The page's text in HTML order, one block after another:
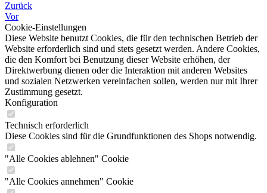
Zurück
Vor
Cookie-Einstellungen
Diese Website benutzt Cookies, die für den technischen Betrieb der
Website erforderlich sind und stets gesetzt werden. Andere Cookies,
die den Komfort bei Benutzung dieser Website erhöhen, der
Direktwerbung dienen oder die Interaktion mit anderen Websites
und sozialen Netzwerken vereinfachen sollen, werden nur mit Ihrer
Zustimmung gesetzt.
Konfiguration
Technisch erforderlich
Diese Cookies sind für die Grundfunktionen des Shops notwendig.
"Alle Cookies ablehnen" Cookie
"Alle Cookies annehmen" Cookie